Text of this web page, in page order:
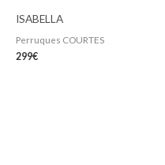
ISABELLA
Perruques COURTES
299€